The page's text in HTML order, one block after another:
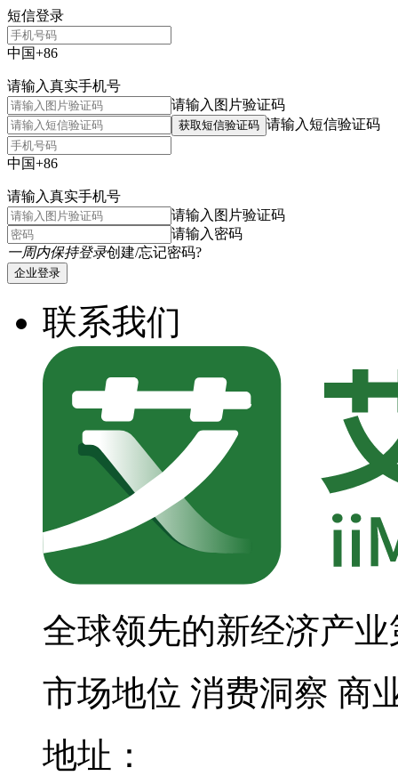
短信登录
中国+86
请输入真实手机号
请输入图片验证码
获取短信验证码 请输入短信验证码
中国+86
请输入真实手机号
请输入图片验证码
请输入密码
一周内保持登录创建/忘记密码?
企业登录
联系我们
全球领先的新经济产
市场地位 消费洞察 商
地址：